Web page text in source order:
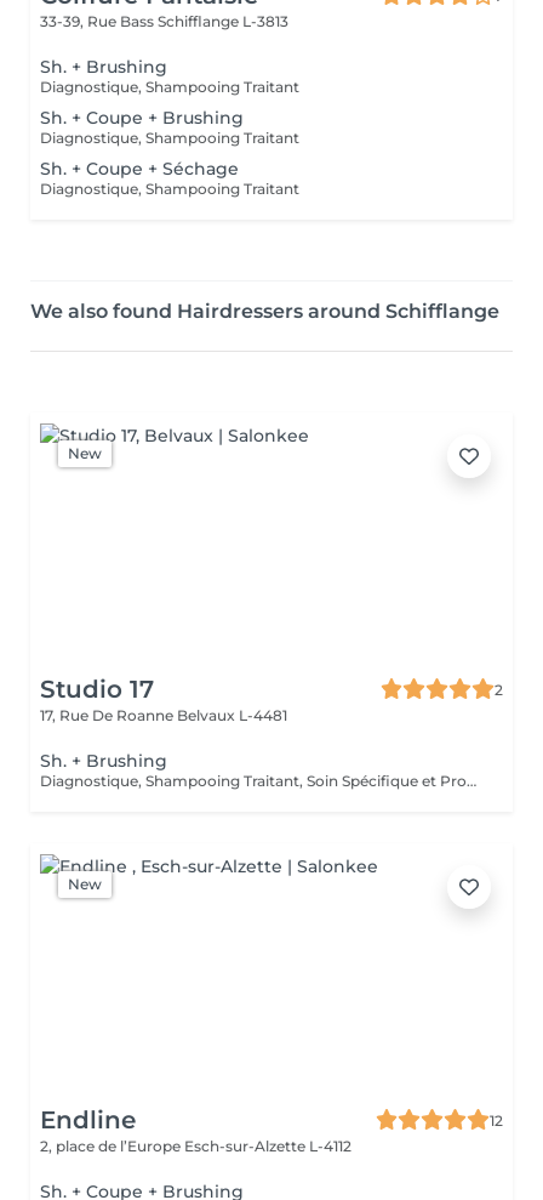
33-39, Rue Bass Schifflange L-3813
Sh. + Brushing
Diagnostique, Shampooing Traitant
Sh. + Coupe + Brushing
Diagnostique, Shampooing Traitant
Sh. + Coupe + Séchage
Diagnostique, Shampooing Traitant
We also found Hairdressers around Schifflange
New
Studio 17
2
17, Rue De Roanne Belvaux L-4481
Sh. + Brushing
Diagnostique, Shampooing Traitant, Soin Spécifique et Produits Coiffants inclus
New
Endline
12
2, place de l’Europe Esch-sur-Alzette L-4112
Sh. + Coupe + Brushing